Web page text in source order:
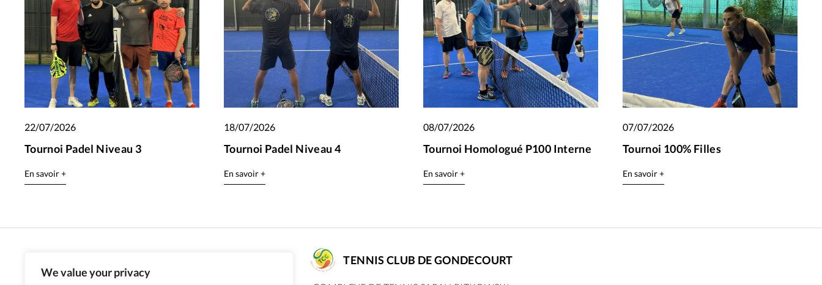
We value your privacy
22/07/2026
Tournoi Padel Niveau 3
En savoir +
18/07/2026
Tournoi Padel Niveau 4
En savoir +
08/07/2026
Tournoi Homologué P100 Interne
En savoir +
07/07/2026
Tournoi 100% Filles
En savoir +
TENNIS CLUB DE GONDECOURT